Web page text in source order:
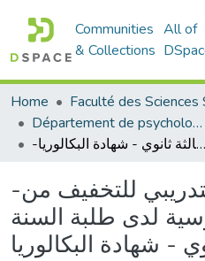
Communities
& Collections
All of
Home
Département de psychologie
-فعالية البرنامج التدريبي للتخفيف من الضغوط المدرسية لدى طلبة السنة الثالثة ثانوي - شهادة البكالوريا
-فعالية البرنامج التدريبي للتخفيف من
لدى طلبة السنة
- شهادة البكالوريا